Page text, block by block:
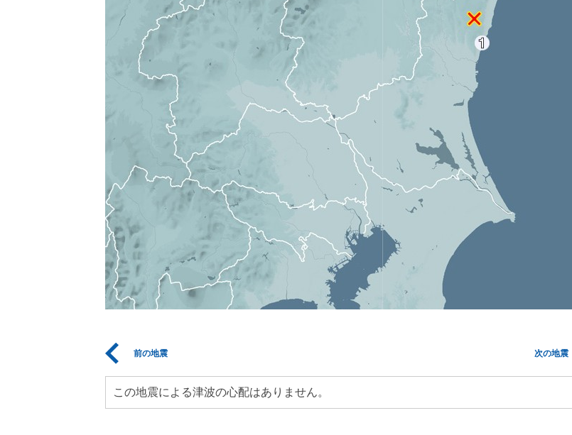
前の地震 次の地震
この地震による津波の心配はありません。